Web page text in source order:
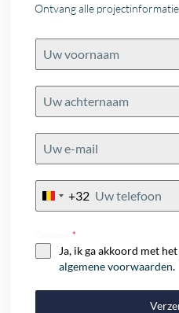
Ontvang alle
Belgium
+32
Consent*
Ja, ik ga akkoord met het
algemene voorwaarden.